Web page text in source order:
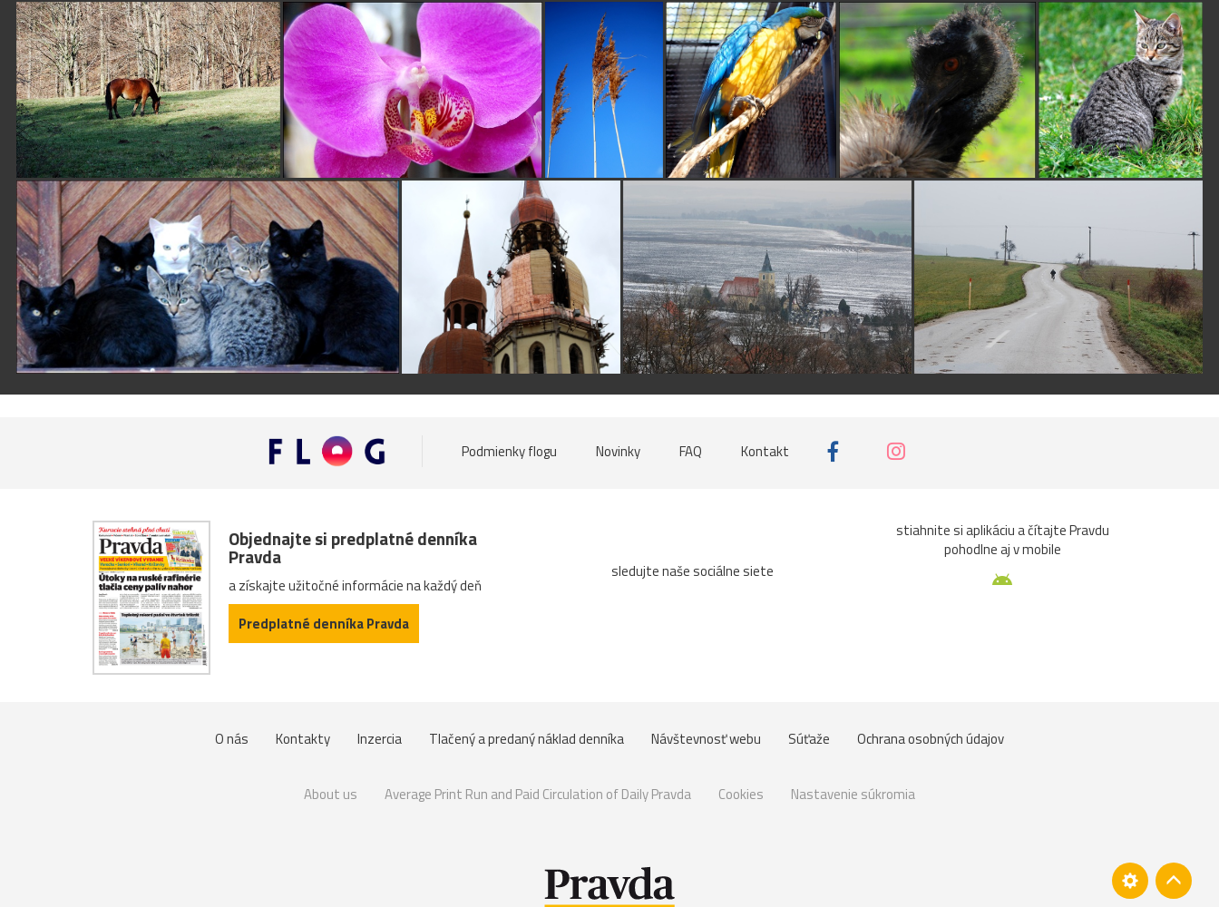
Podmienky flogu Novinky FAQ Kontakt
Objednajte si predplatné denníka
Pravda
a získajte užitočné informácie na každý deň
Predplatné denníka Pravda
sledujte naše sociálne siete
stiahnite si aplikáciu a čítajte Pravdu
pohodlne aj v mobile
O nás Kontakty Inzercia Tlačený a predaný náklad denníka Návštevnosť webu Súťaže Ochrana osobných údajov
About us Average Print Run and Paid Circulation of Daily Pravda Cookies Nastavenie súkromia